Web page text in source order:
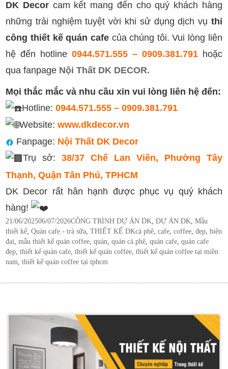
DK Decorcam kết mang đến cho quý khách hàng
những trải nghiệm tuyệt vời khi sử dụng dịch vụ thi
công thiết kế quán cafe của chúng tôi. Vui lòng liên
hệ đến hotline 0944.571.555 – 0909.381.791 hoặc
qua fanpage Nội Thất DK DECOR.
Mọi thắc mắc và nhu cầu xin vui lòng liên hệ đến:
Hotline:0944.571.555 – 0909.381.791
Website:www.dkdecor.vn
Fanpage: Nội Thất DK Decor
Trụ sở:38/37 Chế Lan Viên, Phường Tây
Thạnh, Quận Tân Phú, TPHCM
DK Decor rất hân hạnh được phục vụ quý khách
hàng!
Posted
on
21/06/202506/07/2026Categories
CÔNG TRÌNH DỰ ÁN DK ,DỰ ÁN DK ,Mẫu
thiết kế ,Quán cafe - trà sữa ,THIẾT KẾ DKTags
cà phê ,cafe ,coffee ,đẹp ,hiện
đại ,mẫu thiết kế quán coffee ,quán ,quán cà phê ,quán cafe ,quán cafe
đẹp ,thiết kế quán cafe ,thiết kế quán coffee ,thiết kế quán coffee tại miền
nam ,thiết kế quán coffee tại tphcm